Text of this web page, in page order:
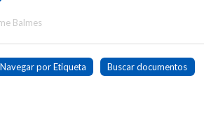
Balmes
Navegar por Etiqueta Buscar documentos